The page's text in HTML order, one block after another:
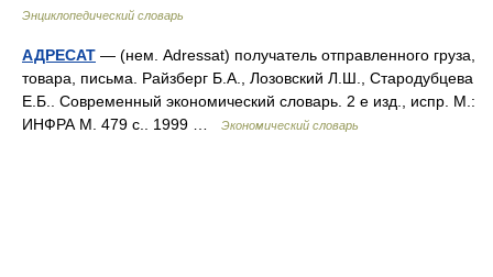
Энциклопедический словарь
АДРЕСАТ — (нем. Adressat) получатель отправленного груза,
товара, письма. Райзберг Б.А., Лозовский Л.Ш., Стародубцева
Е.Б.. Современный экономический словарь. 2 е изд., испр. М.:
ИНФРА М. 479 с.. 1999 …
Экономический словарь